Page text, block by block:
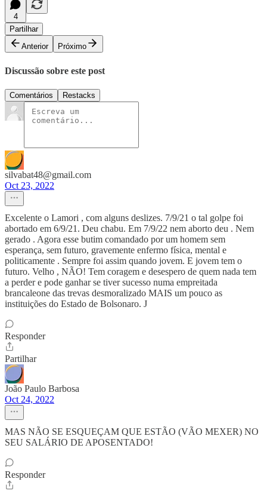
4
Partilhar
Anterior
Próximo
Discussão sobre este post
Comentários Restacks
silvabat48@gmail.com
Oct 23, 2022
Excelente o Lamori , com alguns deslizes. 7/9/21 o tal golpe foi
abortado em 6/9/21. Deu chabu. Em 7/9/22 nem aborto deu . Nem
gerado . Agora esse butim comandado por um homem sem
esperança, sem futuro, gravemente enfermo física, mental e
politicamente . Sempre foi assim quando jovem. E jovem tem o
futuro. Velho , NÃO! Tem coragem e desespero de quem nada tem
a perder e pode ganhar se tiver sucesso numa empreitada
brancaleone das trevas desmoralizado MAIS um pouco as
instituições do Estado de Bolsonaro. J
Responder
Partilhar
João Paulo Barbosa
Oct 24, 2022
MAS NÃO SE ESQUEÇAM QUE ESTÃO (VÃO MEXER) NO
SEU SALÁRIO DE APOSENTADO!
Responder